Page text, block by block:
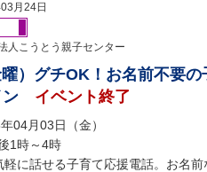
月24日
人こうとう親子センター
）グチOK！お名前不要の
イベント終了
04月03日（金）
1時～4時
に話せる子育て応援電話。お名